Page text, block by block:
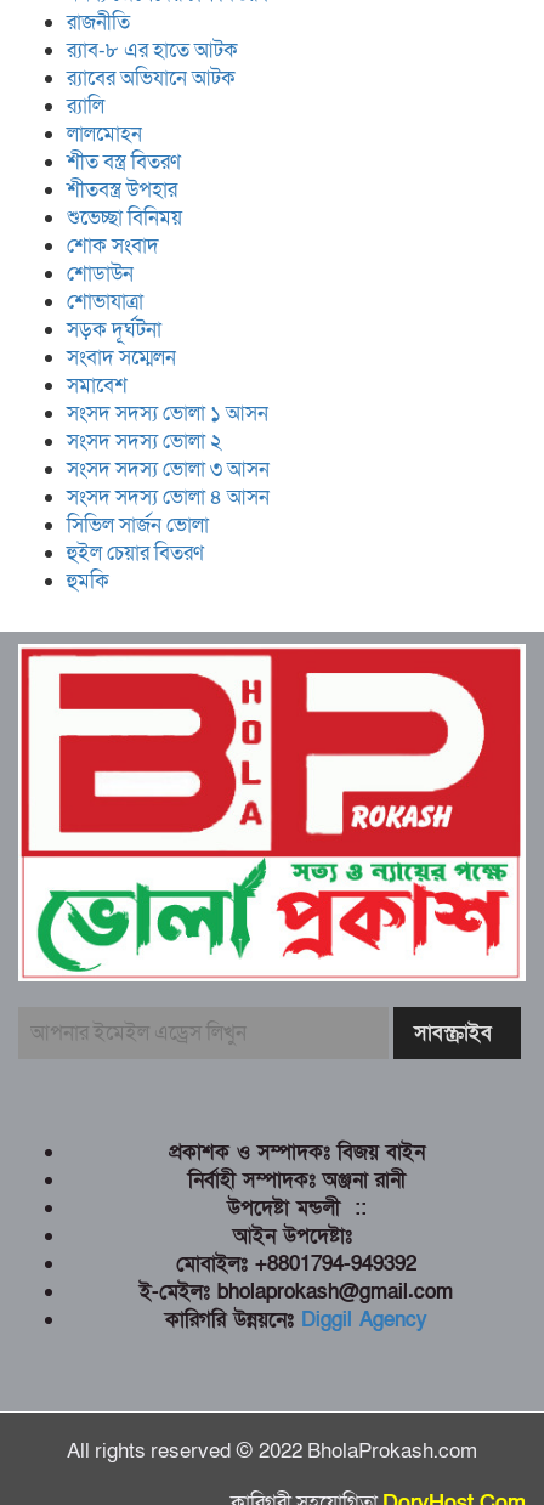
রাজনীতি
র‍্যাব-৮ এর হাতে আটক
র‍্যাবের অভিযানে আটক
র‍্যালি
লালমোহন
শীত বস্ত্র বিতরণ
শীতবস্ত্র উপহার
শুভেচ্ছা বিনিময়
শোক সংবাদ
শোডাউন
শোভাযাত্রা
সড়ক দূর্ঘটনা
সংবাদ সম্মেলন
সমাবেশ
সংসদ সদস্য ভোলা ১ আসন
সংসদ সদস্য ভোলা ২
সংসদ সদস্য ভোলা ৩ আসন
সংসদ সদস্য ভোলা ৪ আসন
সিভিল সার্জন ভোলা
হুইল চেয়ার বিতরণ
হুমকি
প্রকাশক ও সম্পাদকঃ বিজয় বাইন
নির্বাহী সম্পাদকঃ অঞ্জনা রানী
উপদেষ্টা মন্ডলী ::
আইন উপদেষ্টাঃ
মোবাইলঃ +8801794-949392
ই-মেইলঃ bholaprokash@gmail.com
কারিগরি উন্নয়নেঃ Diggil Agency
All rights reserved © 2022 BholaProkash.com